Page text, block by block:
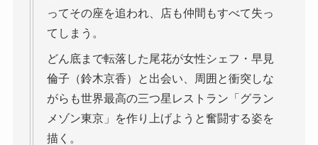
ってその座を追われ、店も仲間もすべて失っ
てしまう。
どん底まで転落した尾花が女性シェフ・早見
倫子（鈴木京香）と出会い、周囲と衝突しな
がらも世界最高の三つ星レストラン「グラン
メゾン東京」を作り上げようと奮闘する姿を
描く。